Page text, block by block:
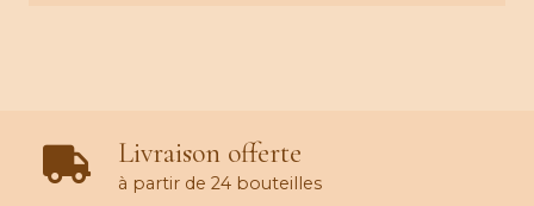
Livraison offerte
à partir de 24 bouteilles